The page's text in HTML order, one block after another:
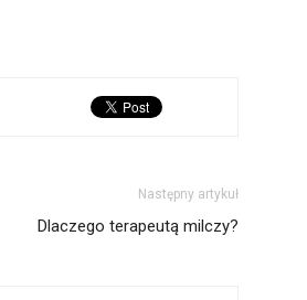
Następny artykuł
Dlaczego terapeutą milczy?